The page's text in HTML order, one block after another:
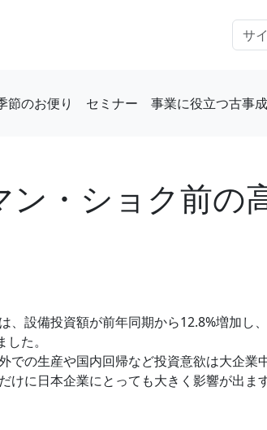
節のお便り セミナー 事業に役立つ古事
・ショク前の
設備投資額が前年同期から12.8%増加し
た。
の生産や国内回帰など投資意欲は大企業
に日本企業にとっても大きく影響が出ます